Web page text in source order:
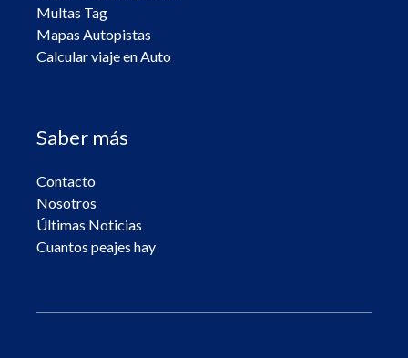
Multas Tag
Mapas Autopistas
Calcular viaje en Auto
Saber más
Contacto
Nosotros
Últimas Noticias
Cuantos peajes hay